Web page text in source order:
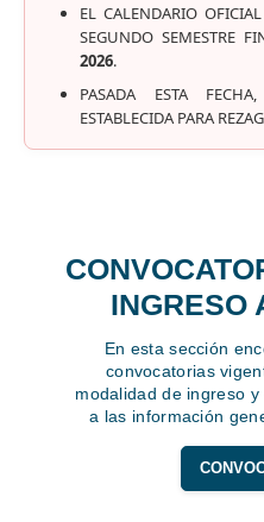
EL CALENDARIO
SEGUNDO SEMESTRE
2026.
PASADA ESTA
ESTABLECIDA PARA
INGRESO
En esta sección
convocatorias
modalidad de ingreso
a las información